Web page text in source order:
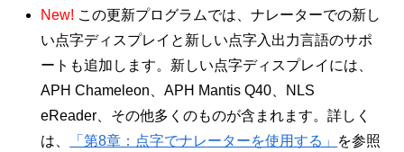
New! この更新プログラムでは、ナレーターでの新し
い点字ディスプレイと新しい点字入出力言語のサポ
ートも追加します。新しい点字ディスプレイには、
APH Chameleon、APH Mantis Q40、NLS
eReader、その他多くのものが含まれます。詳しく
は、
「第8章：点字でナレーターを使用する」
を参照